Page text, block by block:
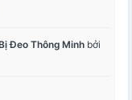
Đeo Thông Minh bởi